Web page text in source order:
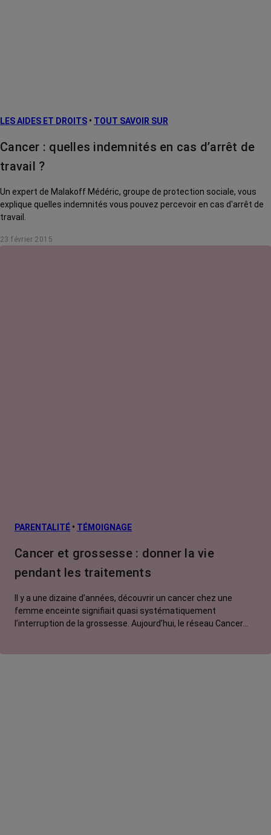
LES AIDES ET DROITS • TOUT SAVOIR SUR
Cancer : quelles indemnités en cas d’arrêt de
travail ?
Un expert de Malakoff Médéric, groupe de protection sociale, vous
explique quelles indemnités vous pouvez percevoir en cas d'arrêt de
travail.
23 février 2015
PARENTALITÉ • TÉMOIGNAGE
Cancer et grossesse : donner la vie
pendant les traitements
Il y a une dizaine d’années, découvrir un cancer chez une
femme enceinte signifiait quasi systématiquement
l’interruption de la grossesse. Aujourd’hui, le réseau Cancer